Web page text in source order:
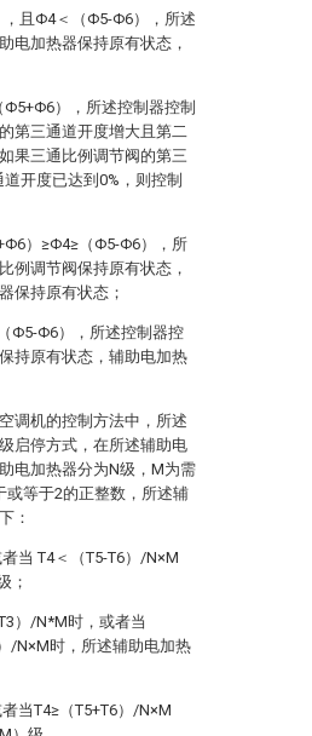
，且Φ4＜（Φ5-Φ6），所述
电加热器保持原有状态，
），所述控制器控制
第三通道开度增大且第二
果三通比例调节阀的第三
开度已达到0%，则控制
）≥Φ4≥（Φ5-Φ6），所
例调节阀保持原有状态，
保持原有状态；
Φ5-Φ6），所述控制器控
持原有状态，辅助电加热
调机的控制方法中，所述
启停方式，在所述辅助电
电加热器分为N级，M为需
或等于2的正整数，所述辅
：
当 T4＜（T5-T6）/N×M
；
）/N*M时，或者当
/N×M时，所述辅助电加热
当T4≥（T5+T6）/N×M